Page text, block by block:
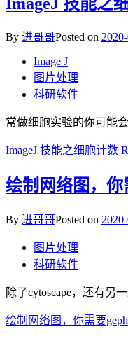
By 进哥哥Posted on
Image J
图片处理
科研软件
常做细胞实验的你可能
ImageJ 技能之细胞计数
绘制网络图，你
By 进哥哥Posted on
图片处理
科研软件
除了cytoscape，还有另
绘制网络图，你需要